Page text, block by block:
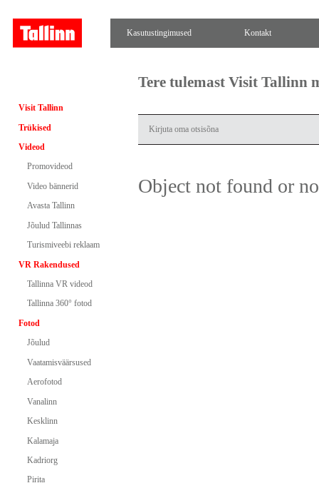
Kasutustingimused Kontakt
Visit Tallinn
Trükised
Videod
Promovideod
Video bännerid
Avasta Tallinn
Jõulud Tallinnas
Turismiveebi reklaam
VR Rakendused
Tallinna VR videod
Tallinna 360° fotod
Fotod
Jõulud
Vaatamisväärsused
Aerofotod
Vanalinn
Kesklinn
Kalamaja
Kadriorg
Pirita
Tere tulemast Visit Tallinn
Object not found or